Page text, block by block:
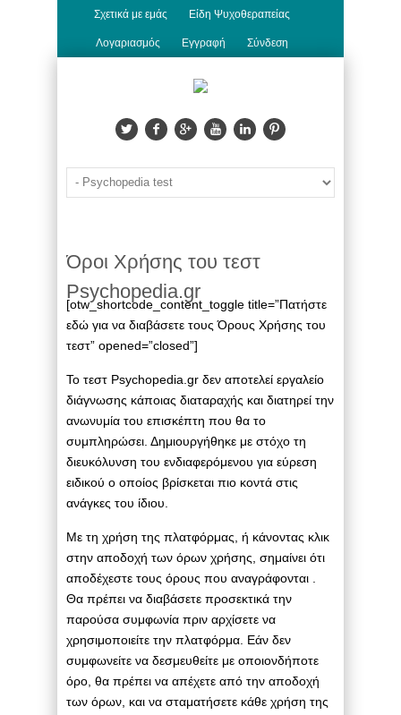
Σχετικά με εμάς Είδη Ψυχοθεραπείας
Λογαριασμός Εγγραφή Σύνδεση
Όροι Χρήσης του τεστ
Psychopedia.gr
[otw_shortcode_content_toggle title=”Πατήστε
εδώ για να διαβάσετε τους Όρους Χρήσης του
τεστ” opened=”closed”]
Το τεστ Psychopedia.gr δεν αποτελεί εργαλείο
διάγνωσης κάποιας διαταραχής και διατηρεί την
ανωνυμία του επισκέπτη που θα το
συμπληρώσει. Δημιουργήθηκε με στόχο τη
διευκόλυνση του ενδιαφερόμενου για εύρεση
ειδικού ο οποίος βρίσκεται πιο κοντά στις
ανάγκες του ίδιου.
Με τη χρήση της πλατφόρμας, ή κάνοντας κλικ
στην αποδοχή των όρων χρήσης, σημαίνει ότι
αποδέχεστε τους όρους που αναγράφονται .
Θα πρέπει να διαβάσετε προσεκτικά την
παρούσα συμφωνία πριν αρχίσετε να
χρησιμοποιείτε την πλατφόρμα. Εάν δεν
συμφωνείτε να δεσμευθείτε με οποιονδήποτε
όρο, θα πρέπει να απέχετε από την αποδοχή
των όρων, και να σταματήσετε κάθε χρήση της